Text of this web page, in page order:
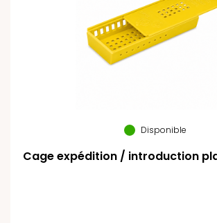
Disponible
Cage expédition / introduction